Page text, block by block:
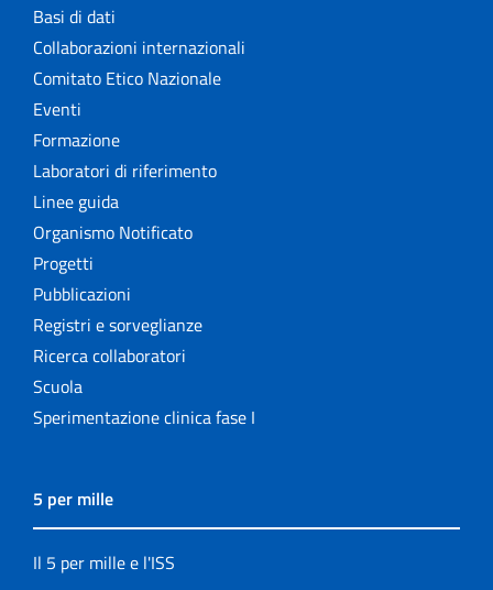
Basi di dati
Collaborazioni internazionali
Comitato Etico Nazionale
Eventi
Formazione
Laboratori di riferimento
Linee guida
Organismo Notificato
Progetti
Pubblicazioni
Registri e sorveglianze
Ricerca collaboratori
Scuola
Sperimentazione clinica fase I
5 per mille
Il 5 per mille e l'ISS